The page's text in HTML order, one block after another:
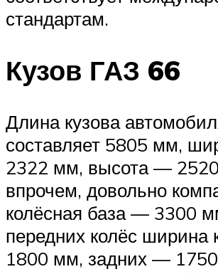
стандартам.
Кузов ГАЗ 66
Длина кузова
составляет 5805 мм,
2322 мм, высота —
впрочем, довольно
колёсная база — 3300
передних колёс
1800 мм, задних —